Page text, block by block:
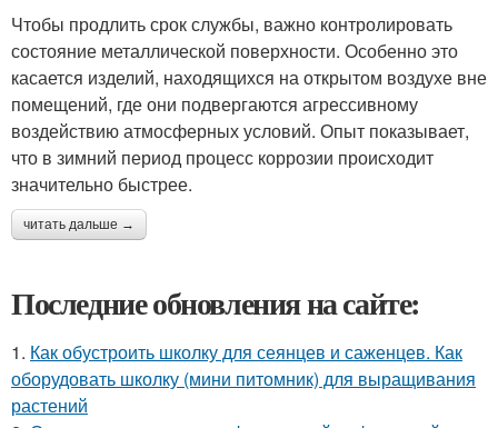
Чтобы продлить срок службы, важно контролировать
состояние металлической поверхности. Особенно это
касается изделий, находящихся на открытом воздухе вне
помещений, где они подвергаются агрессивному
воздействию атмосферных условий. Опыт показывает,
что в зимний период процесс коррозии происходит
значительно быстрее.
читать дальше →
Последние обновления на сайте:
1. Как обустроить школку для сеянцев и саженцев. Как
оборудовать школку (мини питомник) для выращивания
растений